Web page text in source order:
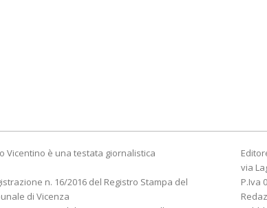
Vicentino è una testata giornalistica
n. 16/2016 del Registro Stampa del
di Vicenza
via
P.Iva